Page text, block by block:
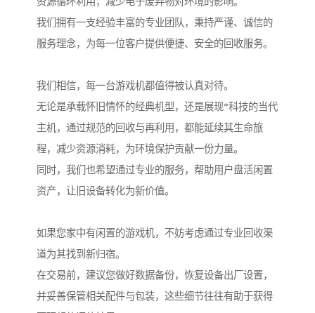
我们拥有一支经验丰富的专业团队，秉持严谨、诚信的
服务理念，为每一位客户提供便捷、安全的回收服务。
我们相信，每一台游戏机都值得被认真对待。
无论是承载怀旧情怀的经典机型，还是展现*科技的当代
主机，通过规范的回收与再利用，都能延续其生命旅
程，减少资源消耗，为环境保护贡献一份力量。
同时，我们也希望通过专业的服务，帮助用户盘活闲置
资产，让旧设备转化为新价值。
如果您家中有闲置的游戏机，不妨考虑通过专业回收渠
道为其找到新归宿。
在交易前，建议您做好数据备份，恢复设备出厂设置，
并妥善保管相关配件与包装，这些细节往往有助于获得